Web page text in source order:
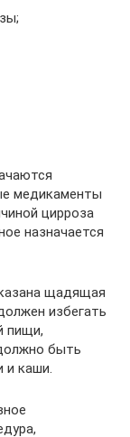
медикаменты
цирроза
назначается
щадящая
избегать
пищи,
быть
каши.